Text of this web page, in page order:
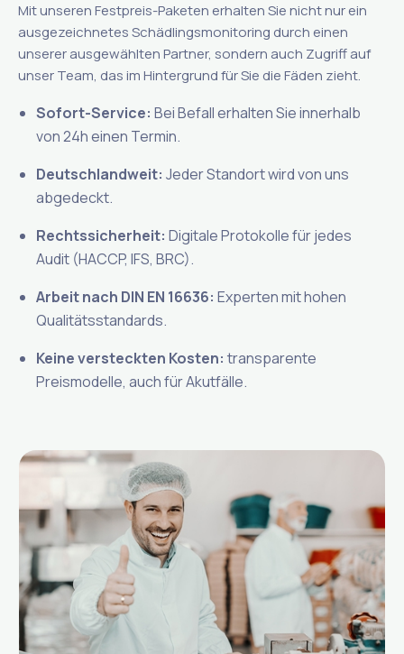
Mit unseren Festpreis-Paketen erhalten Sie nicht nur ein
ausgezeichnetes Schädlingsmonitoring durch einen
unserer ausgewählten Partner, sondern auch Zugriff auf
unser Team, das im Hintergrund für Sie die Fäden zieht.
Sofort-Service: Bei Befall erhalten Sie innerhalb
von 24h einen Termin.
Deutschlandweit: Jeder Standort wird von uns
abgedeckt.
Rechtssicherheit: Digitale Protokolle für jedes
Audit (HACCP, IFS, BRC).
Arbeit nach DIN EN 16636: Experten mit hohen
Qualitätsstandards.
Keine versteckten Kosten: transparente
Preismodelle, auch für Akutfälle.